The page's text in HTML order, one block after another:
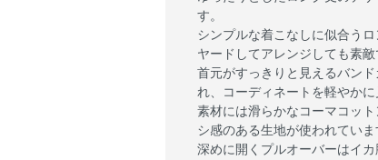
す。
シンプルな着こなしに似合う
ヤードしてアレンジしても素敵
首元がすっきりと見えるバン
れ、コーディネートを軽やかに
素材には滑らかなコーマコッ
シ感のある生地が使われていま
深めに開くプルオーバーはイ